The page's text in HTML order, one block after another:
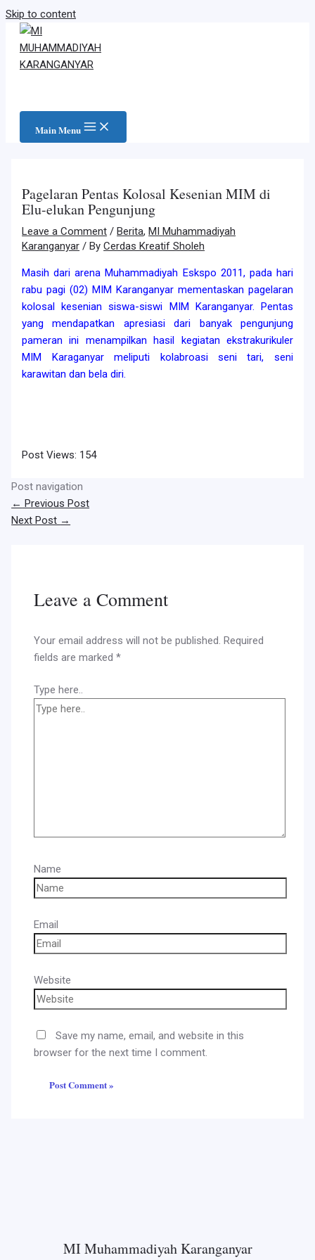
Skip to content
Main Menu
Pagelaran Pentas Kolosal Kesenian MIM di
Elu-elukan Pengunjung
Leave a Comment /Berita,MI Muhammadiyah
Karanganyar / ByCerdas Kreatif Sholeh
Masih dari arena Muhammadiyah Eskspo 2011, pada hari
rabu pagi (02) MIM Karanganyar mementaskan pagelaran
kolosal kesenian siswa-siswi MIM Karanganyar. Pentas
yang mendapatkan apresiasi dari banyak pengunjung
pameran ini menampilkan hasil kegiatan ekstrakurikuler
MIM Karaganyar meliputi kolabroasi seni tari, seni
karawitan dan bela diri.
Post Views: 154
Post navigation
← Previous Post
Next Post →
Leave a Comment
Your email address will not be published. Required
fields are marked*
Type here..
Name
Email
Website
Save my name, email, and website in this
browser for the next time I comment.
MI Muhammadiyah Karanganyar